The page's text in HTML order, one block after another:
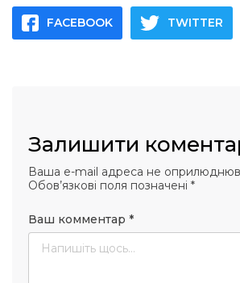
FACEBOOK TWITTER
Залишити
Ваша e-mail адреса не
Обов’язкові поля позначені *
Ваш комментар *